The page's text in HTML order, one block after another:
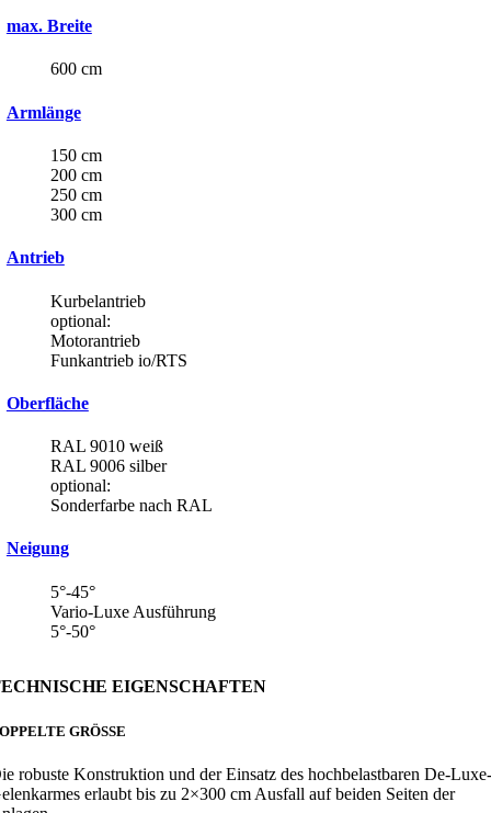
max. Breite
600 cm
Armlänge
150 cm
200 cm
250 cm
300 cm
Antrieb
Kurbelantrieb
optional:
Motorantrieb
Funkantrieb io/RTS
Oberfläche
RAL 9010 weiß
RAL 9006 silber
optional:
Sonderfarbe nach RAL
Neigung
5°-45°
Vario-Luxe Ausführung
5°-50°
EIGENSCHAFTEN
GRÖSSE
robuste Konstruktion und der Einsatz des hochbelastbaren De-
erlaubt bis zu 2×300 cm Ausfall auf beiden Seiten der